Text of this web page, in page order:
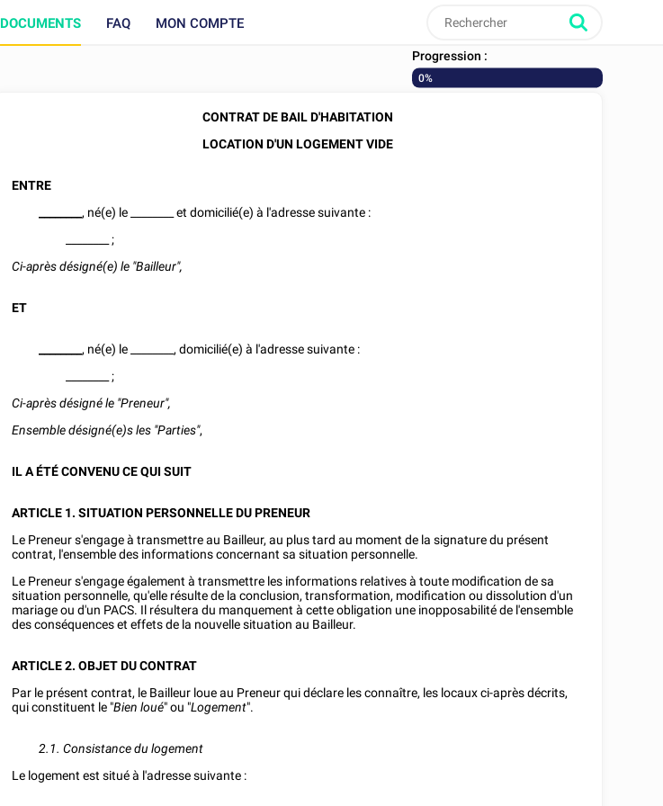
DOCUMENTS FAQ MON COMPTE
Progression :
0%
CONTRAT DE BAIL D'HABITATION
LOCATION D'UN LOGEMENT VIDE
ENTRE
, né(e) le
et domicilié(e) à l'adresse suivante :
;
Ci-après désigné(e) le "Bailleur",
ET
, né(e) le
, domicilié(e) à l'adresse suivante :
;
Ci-après désigné le "Preneur",
Ensemble désigné(e)s les "Parties",
IL A ÉTÉ CONVENU CE QUI SUIT
ARTICLE 1. SITUATION PERSONNELLE DU PRENEUR
Le Preneur s'engage à transmettre au Bailleur, au plus tard au moment de la signature du présent
contrat, l'ensemble des informations concernant sa situation personnelle.
Le Preneur s'engage également à transmettre les informations relatives à toute modification de sa
situation personnelle, qu'elle résulte de la conclusion, transformation, modification ou dissolution d'un
mariage ou d'un PACS. Il résultera du manquement à cette obligation une inopposabilité de l'ensemble
des conséquences et effets de la nouvelle situation au Bailleur.
ARTICLE 2. OBJET DU CONTRAT
Par le présent contrat, le Bailleur loue au Preneur qui déclare les connaître, les locaux ci-après décrits,
qui constituent le "Bien loué" ou "Logement".
2.1. Consistance du logement
Le logement est situé à l'adresse suivante :